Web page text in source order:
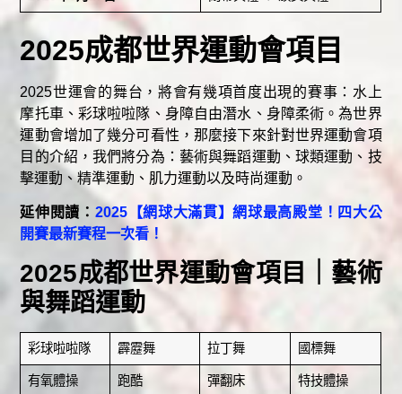
2025成都世界運動會項目
2025世運會的舞台，將會有幾項首度出現的賽事：水上
摩托車、彩球啦啦隊、身障自由潛水、身障柔術。為世界
運動會增加了幾分可看性，那麼接下來針對世界運動會項
目的介紹，我們將分為：藝術與舞蹈運動、球類運動、技
擊運動、精準運動、肌力運動以及時尚運動。
延伸閱讀： 2025【網球大滿貫】網球最高殿堂！四大公
開賽最新賽程一次看！
2025成都世界運動會項目｜藝術
與舞蹈運動
彩球啦啦隊 霹靂舞 拉丁舞 國標舞
有氧體操 跑酷 彈翻床 特技體操